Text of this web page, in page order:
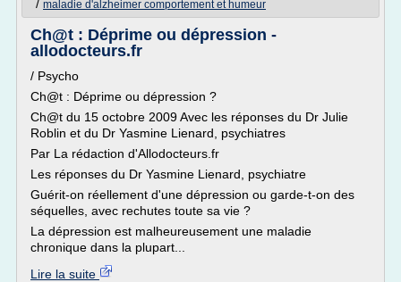
/ maladie d'alzheimer comportement et humeur
Ch@t : Déprime ou dépression -
allodocteurs.fr
/ Psycho
Ch@t : Déprime ou dépression ?
Ch@t du 15 octobre 2009 Avec les réponses du Dr Julie
Roblin et du Dr Yasmine Lienard, psychiatres
Par La rédaction d'Allodocteurs.fr
Les réponses du Dr Yasmine Lienard, psychiatre
Guérit-on réellement d'une dépression ou garde-t-on des
séquelles, avec rechutes toute sa vie ?
La dépression est malheureusement une maladie
chronique dans la plupart...
Lire la suite